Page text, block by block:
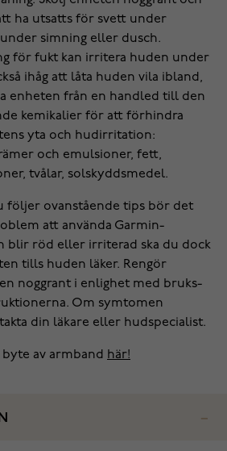
ha utsatts för svett under
simning eller dusch.
för fukt kan irritera huden under
ihåg att låta huden vila ibland,
enheten från en handled till den
kemikalier för att förhindra
yta och hudirritation:
och emulsioner, fett,
tvålar, solskyddsmedel.
följer ovanstående tips bör det
att använda Garmin-
blir röd eller irriterad ska du dock
tills huden läker. Rengör
noggrant i enlighet med bruks-
Om symtomen
din läkare eller hudspecialist.
av armband här!